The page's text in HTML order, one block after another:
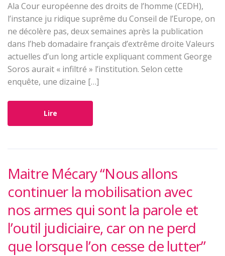
Ala Cour européenne des droits de l’homme (CEDH),
l’instance ju ridique suprême du Conseil de l’Europe, on
ne décolère pas, deux semaines après la publication
dans l’heb domadaire français d’extrême droite Valeurs
actuelles d’un long article expliquant comment George
Soros aurait « infiltré » l’institution. Selon cette
enquête, une dizaine […]
Lire
Maitre Mécary “Nous allons
continuer la mobilisation avec
nos armes qui sont la parole et
l’outil judiciaire, car on ne perd
que lorsque l’on cesse de lutter”